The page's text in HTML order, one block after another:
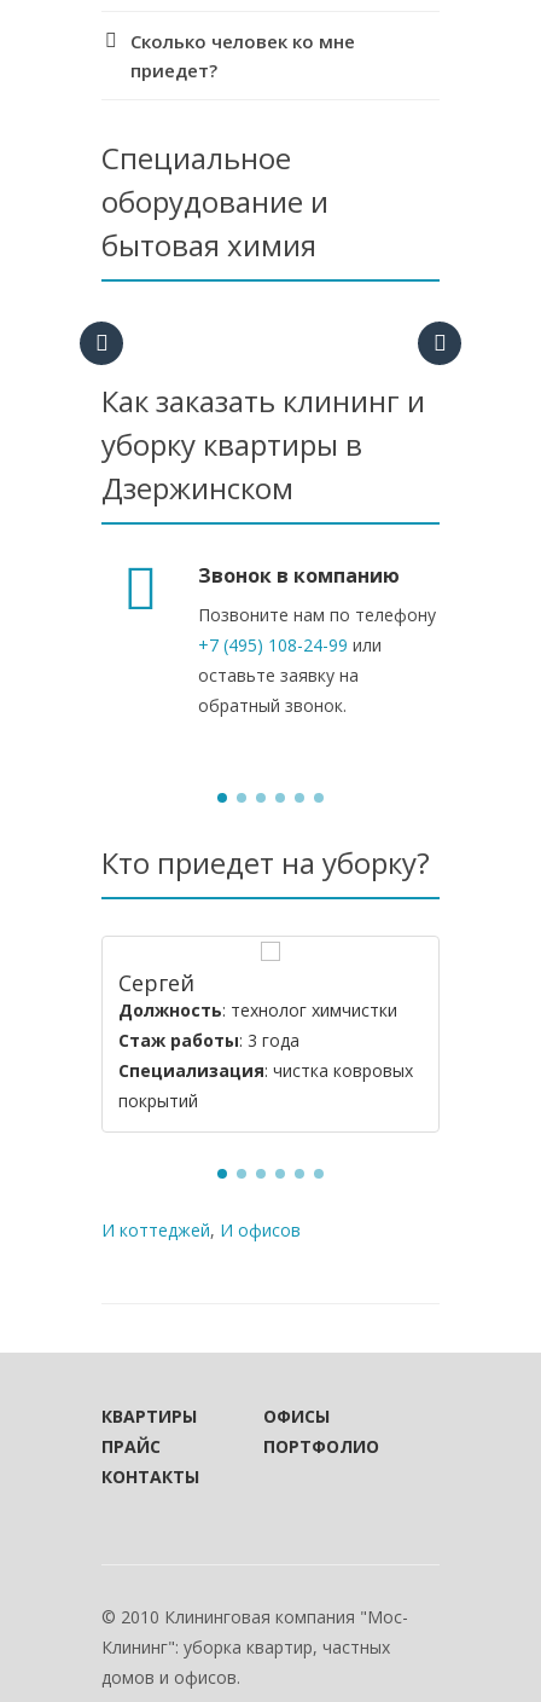
Сколько человек ко мне
приедет?
Специальное
оборудование и
бытовая химия
Как заказать клининг и
уборку квартиры в
Дзержинском
Звонок в компанию
Позвоните нам по телефону
+7 (495) 108-24-99 или
оставьте заявку на
обратный звонок.
Кто приедет на уборку?
Сергей
Должность: технолог химчистки
Стаж работы: 3 года
Специализация: чистка ковровых
покрытий
И коттеджей, И офисов
КВАРТИРЫ
ОФИСЫ
ПРАЙС
ПОРТФОЛИО
КОНТАКТЫ
© 2010 Клининговая компания "Мос-
Клининг": уборка квартир, частных
домов и офисов.